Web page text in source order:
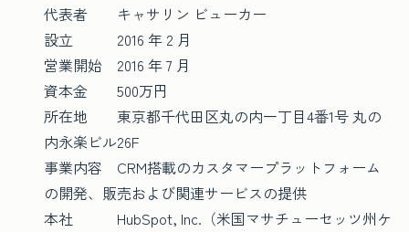
代表者 キャサリン ビューカー
設立 2016 年 2 月
営業開始 2016 年 7 月
資本金 500万円
所在地 東京都千代田区丸の内一丁目4番1号 丸の
内永楽ビル26F
事業内容 CRM搭載のカスタマープラットフォーム
の開発、販売および関連サービスの提供
本社 HubSpot, Inc.（米国マサチューセッツ州ケ